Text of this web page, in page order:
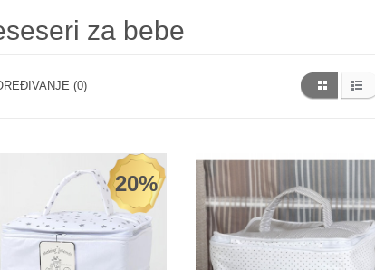
za bebe
(0)
20%